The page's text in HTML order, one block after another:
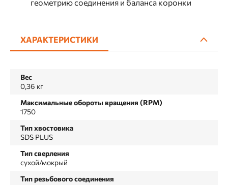
геометрию соединения и баланса коронки
ХАРАКТЕРИСТИКИ
Вес
0,36 кг
Максимальные обороты вращения (RPM)
1750
Тип хвостовика
SDS PLUS
Тип сверления
сухой/мокрый
Тип резьбового соединения